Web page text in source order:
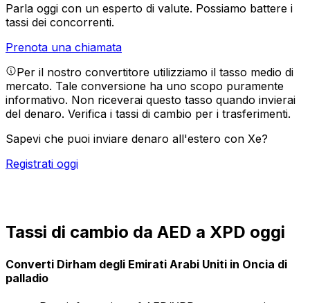
Parla oggi con un esperto di valute. Possiamo battere i
tassi dei concorrenti.
Prenota una chiamata
Per il nostro convertitore utilizziamo il tasso medio di
mercato. Tale conversione ha uno scopo puramente
informativo. Non riceverai questo tasso quando invierai
del denaro. Verifica i tassi di cambio per i trasferimenti.
Sapevi che puoi inviare denaro all'estero con Xe?
Registrati oggi
Tassi di cambio da AED a XPD oggi
Converti Dirham degli Emirati Arabi Uniti in Oncia di
palladio